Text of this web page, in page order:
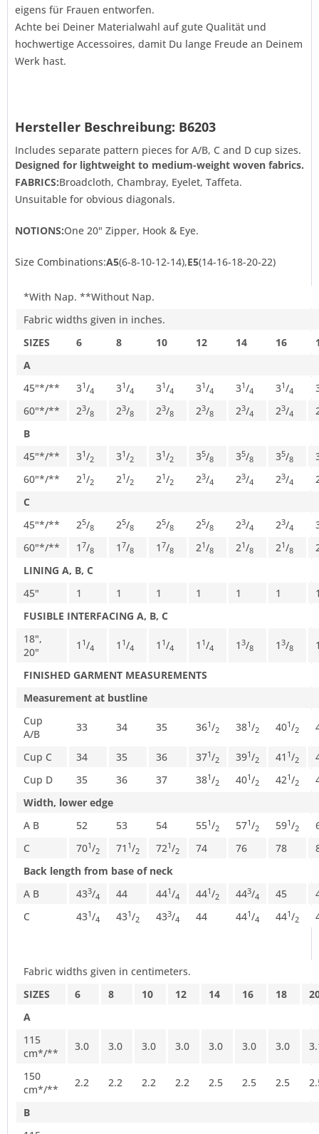
eigens für Frauen entworfen.
Achte bei Deiner Materialwahl auf gute Qualität und
hochwertige Accessoires, damit Du lange Freude an Deinem
Werk hast.
Hersteller Beschreibung: B6203
Includes separate pattern pieces for A/B, C and D cup sizes.
Designed for lightweight to medium-weight woven fabrics.
FABRICS:Broadcloth, Chambray, Eyelet, Taffeta.
Unsuitable for obvious diagonals.
NOTIONS:One 20" Zipper, Hook & Eye.
Size Combinations:A5(6-8-10-12-14),E5(14-16-18-20-22)
*With Nap. **Without Nap.
Fabric widths given in inches.
SIZES
6 8 10 12 14 16
A
45"*/**
31/4 31/4 31/4 31/4 31/4 31/4
60"*/**
23/8 23/8 23/8 23/8 23/4 23/4
B
45"*/**
31/2 31/2 31/2 35/8 35/8 35/8
60"*/**
21/2 21/2 21/2 23/4 23/4 23/4
C
45"*/**
25/8 25/8 25/8 25/8 23/4 23/4
60"*/**
1 7/8 1 7/8 1 7/8 21/8 21/8 21/8
LINING A, B, C
45"
1 1 1 1 1 1
FUSIBLE INTERFACING A, B, C
18",
20"
1 1/4 1 1/4 1 1/4 1 1/4 1 3/8 1 3/8
FINISHED GARMENT MEASUREMENTS
Measurement at bustline
Cup
A/B
33 34 35 361/2 381/2 401/2
Cup C 34 35 36 371/2 391/2 41 1/2
Cup D
35 36 37 381/2 401/2 421/2
Width, lower edge
A B
52 53 54 551/2 571/2 591/2
C
701/2 71 1/2 721/2 74 76 78
Back length from base of neck
A B
433/4 44 441/4 441/2 443/4 45
C
431/4 431/2 433/4 44 441/4 441/2
Fabric widths given in centimeters.
SIZES
6 8 10 12 14 16 18
A
115
cm*/**
3.0 3.0 3.0 3.0 3.0 3.0 3.0
150
cm*/**
2.2 2.2 2.2 2.2 2.5 2.5 2.5
B